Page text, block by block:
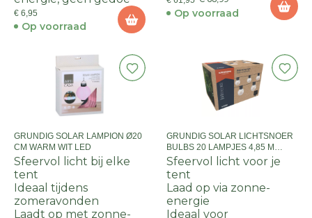
€ 6,95
Op voorraad
Op voorraad
GRUNDIG SOLAR LAMPION Ø20
CM WARM WIT LED
Sfeervol licht bij elke
tent
Ideaal tijdens
zomeravonden
Laadt op met zonne-
GRUNDIG SOLAR LICHTSNOER
BULBS 20 LAMPJES 4,85 M
WARM WIT
Sfeervol licht voor je
tent
Laad op via zonne-
energie
Ideaal voor